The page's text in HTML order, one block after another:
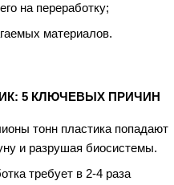
на переработку;
материалов.
5 КЛЮЧЕВЫХ ПРИЧИН
тонн пластика попадают
и разрушая биосистемы.
требует в 2-4 раза